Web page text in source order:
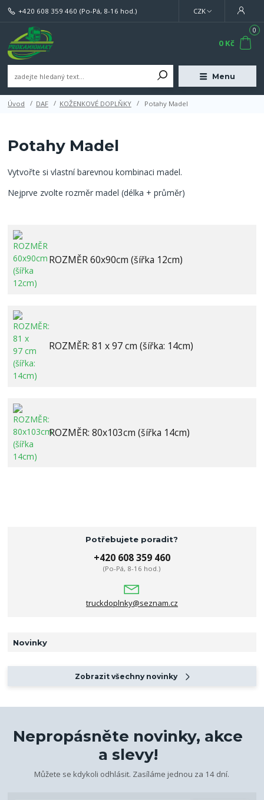
Menu
CZK
+420 608 359 460 (Po-Pá, 8-16 hod.)
0
0 Kč
Úvod DAF KOŽENKOVÉ DOPLŇKY Potahy Madel
Potahy Madel
Vytvořte si vlastní barevnou kombinaci madel.
Nejprve zvolte rozměr madel (délka + průměr)
ROZMĚR 60x90cm (šířka 12cm)
ROZMĚR: 81 x 97 cm (šířka: 14cm)
ROZMĚR: 80x103cm (šířka 14cm)
Potřebujete poradit?
+420 608 359 460
(Po-Pá, 8-16 hod.)
truckdoplnky@seznam.cz
Novinky
Zobrazit všechny novinky
Nepropásněte novinky, akce
a slevy!
Můžete se kdykoli odhlásit. Zasíláme jednou za 14 dní.